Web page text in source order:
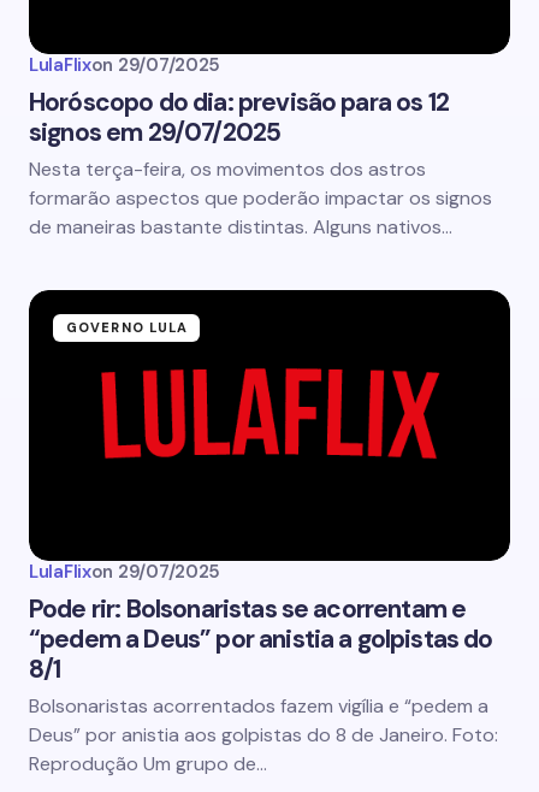
LulaFlixon 29/07/2025
Horóscopo do dia: previsão para os 12
signos em 29/07/2025
Nesta terça-feira, os movimentos dos astros
formarão aspectos que poderão impactar os signos
de maneiras bastante distintas. Alguns nativos…
GOVERNO LULA
LulaFlixon 29/07/2025
Pode rir: Bolsonaristas se acorrentam e
“pedem a Deus” por anistia a golpistas do
8/1
Bolsonaristas acorrentados fazem vigília e “pedem a
Deus” por anistia aos golpistas do 8 de Janeiro. Foto:
Reprodução Um grupo de…